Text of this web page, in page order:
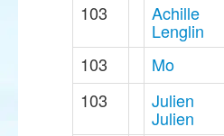
103 Achille
Lenglin
103 Mo
103
Julien
Julien